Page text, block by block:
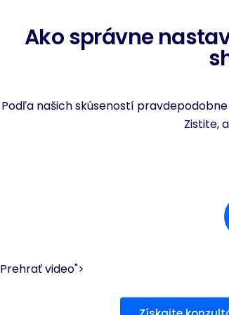
Ako správne
Podľa našich skúseností pravdepodobne
Zistite,
Prehrať video">